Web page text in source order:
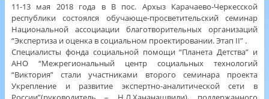
11-13 мая 2018 года в В пос. Архыз Карачаево-Черкесской
республики состоялся обучающе-просветительский семинар
Национальной ассоциации благотворительных организаций
“Экспертиза и оценка в социальном проектировании. Этап II” .
Специалисты фонда социальной помощи “Планета Детства” и
АНО “Межрегиональный центр социальных технологий
“Виктория” стали участниками второго семинара проекта
Укрепление и развитие экспертно-аналитической сети в